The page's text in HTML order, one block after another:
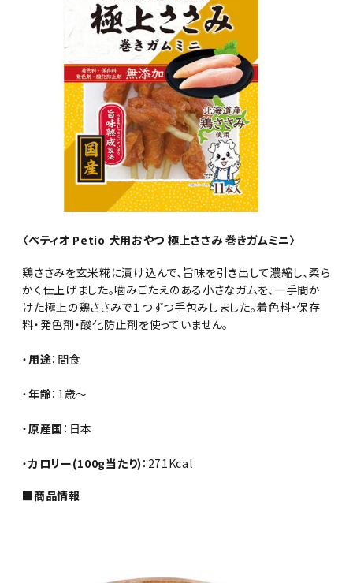
〈ペティオ Petio 犬用おやつ 極上ささみ 巻きガムミニ〉
鶏ささみを玄米糀に漬け込んで、旨味を引き出して濃縮し、柔ら
かく仕上げました。噛みごたえのある小さなガムを、一手間か
けた極上の鶏ささみで１つずつ手包みしました。着色料・保存
料・発色剤・酸化防止剤を使っていません。
・ 用途：間食
・年齢：1歳～
・原産国 ：日本
・カロリー(100g当たり) ：271Kcal
■商品情報